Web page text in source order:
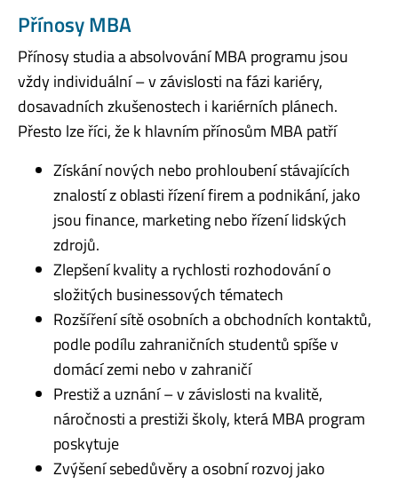
Přínosy MBA
Přínosy studia a absolvování MBA programu jsou
vždy individuální – v závislosti na fázi kariéry,
dosavadních zkušenostech i kariérních plánech.
Přesto lze říci, že k hlavním přínosům MBA patří
Získání nových nebo prohloubení stávajících
znalostí z oblasti řízení firem a podnikání, jako
jsou finance, marketing nebo řízení lidských
zdrojů.
Zlepšení kvality a rychlosti rozhodování o
složitých businessových tématech
Rozšíření sítě osobních a obchodních kontaktů,
podle podílu zahraničních studentů spíše v
domácí zemi nebo v zahraničí
Prestiž a uznání – v závislosti na kvalitě,
náročnosti a prestiži školy, která MBA program
poskytuje
Zvýšení sebedůvěry a osobní rozvoj jako